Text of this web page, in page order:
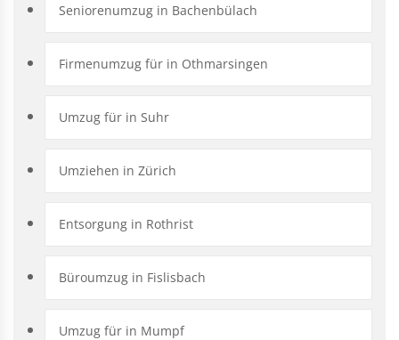
Seniorenumzug in Bachenbülach
Firmenumzug für in Othmarsingen
Umzug für in Suhr
Umziehen in Zürich
Entsorgung in Rothrist
Büroumzug in Fislisbach
Umzug für in Mumpf